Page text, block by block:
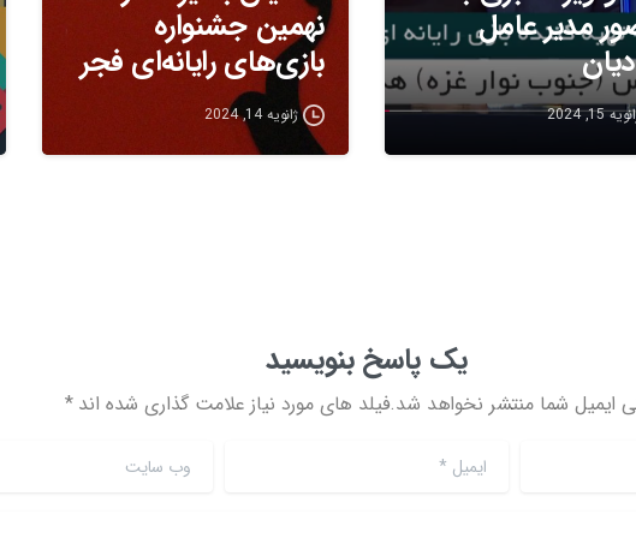
مدیر عامل
15, 2024
نهمین جشنواره
بازی‌های رایانه‌ای فجر
ژانویه 14, 2024
یک پاسخ بنویسید
ایمیل شما منتشر نخواهد شد.فیلد های مورد نیاز علامت گذاری شده اند *
ایمیل * وب سایت